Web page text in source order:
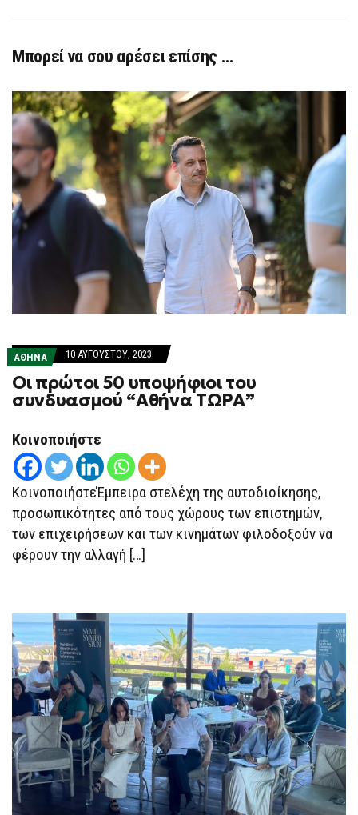
Μπορεί να σου αρέσει επίσης …
ΑΘΗΝΑ 10 ΑΥΓΟΎΣΤΟΥ, 2023
Οι πρώτοι 50 υποψήφιοι του
συνδυασμού “Αθήνα ΤΩΡΑ”
Κοινοποιήστε
ΚοινοποιήστεΈμπειρα στελέχη της αυτοδιοίκησης,
προσωπικότητες από τους χώρους των επιστημών,
των επιχειρήσεων και των κινημάτων φιλοδοξούν να
φέρουν την αλλαγή […]